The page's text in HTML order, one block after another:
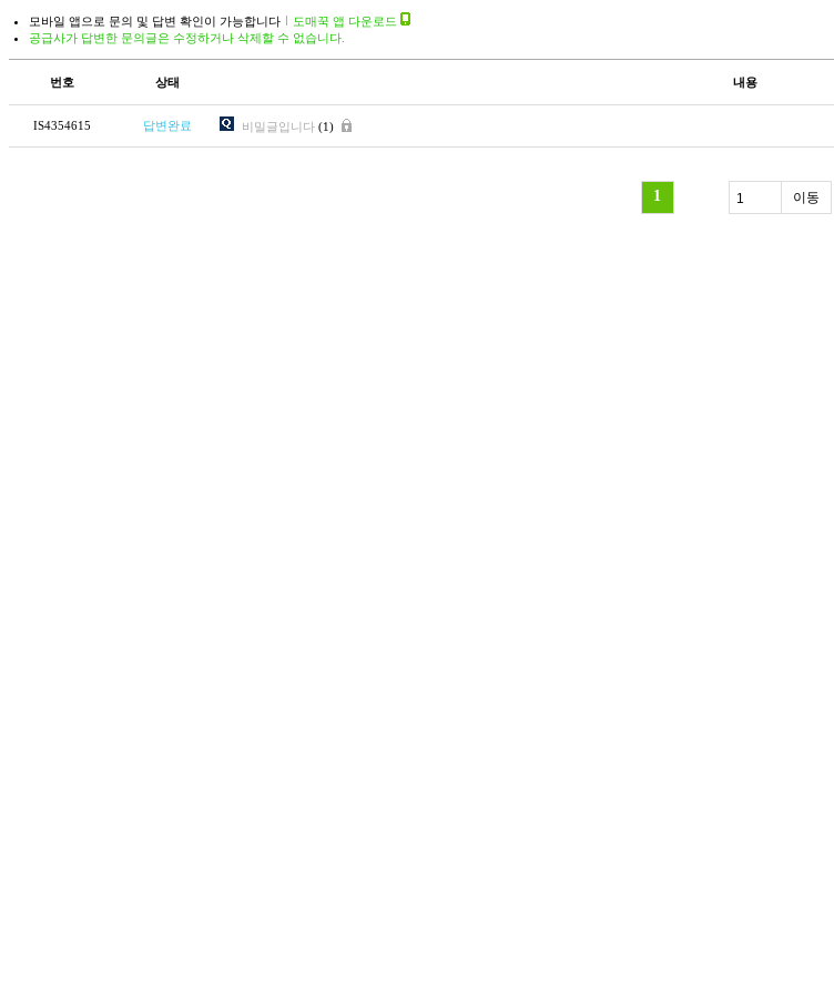
모바일 앱으로 문의 및 답변 확인이 가능합니다
도매꾹 앱 다운로드
공급사가 답변한 문의글은 수정하거나 삭제할 수 없습니다.
번호 상태 내용
IS4354615 답변완료 비밀글입니다 (1)
1